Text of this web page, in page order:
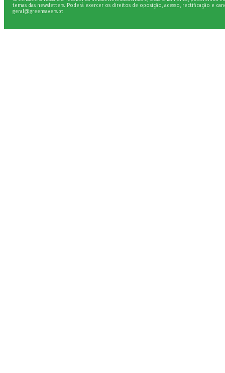
temas das newsletters. Poderá exercer os direitos de oposição, acesso, rectificação e
geral@greensavers.pt